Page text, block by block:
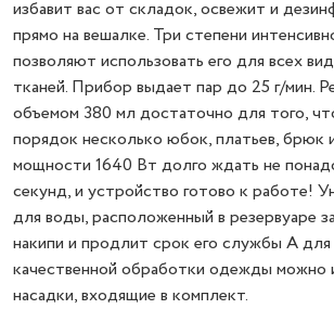
избавит вас от складок, освежит и
прямо на вешалке. Три степени
позволяют использовать его для всех
тканей. Прибор выдает пар до 25 г/мин.
объемом 380 мл достаточно для того,
порядок несколько юбок, платьев, брюк
мощности 1640 Вт долго ждать не
секунд, и устройство готово к работе!
для воды, расположенный в резервуаре
накипи и продлит срок его службы А
качественной обработки одежды можно
насадки, входящие в комплект.